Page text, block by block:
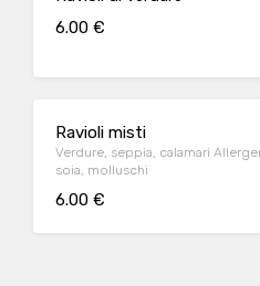
6.00 €
Ravioli misti
Verdure, seppia, calamari Allergeni: glutine,
soia, molluschi
6.00 €